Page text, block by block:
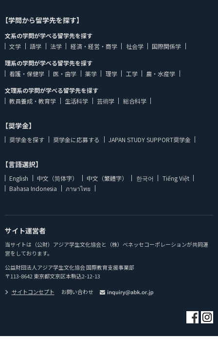
【学問から留学先を探す】
文系の学問が学べる留学先を探す
文学
語学 法学 経済・経営・商学 社会学
国際関係学
理系の学問が学べる留学先を探す
看護・保健学
医・歯学 薬学 理学 工学
農・水産学
文理系の学問が学べる留学先を探す
教員養成・教育学
生活科学 芸術学 総合科学
【奨学金】
奨学金を探す 奨学金に応募する JAPAN STUDY SUPPORT奨学金
【言語選択】
English 中文（简体字） 中文（繁體字） 한국어
Tiếng Việt
Bahasa Indonesia
ภาษาไทย
サイト運営者
当サイトは（公財）アジア学生文化協会と（株）ベネッセコーポレーションが共同運
営をしております。
公益財団法人アジア学生文化協会 国際教育支援事業部
〒113-8642 東京都文京区本駒込2-12-13
サイトコンセプト
お問い合わせ